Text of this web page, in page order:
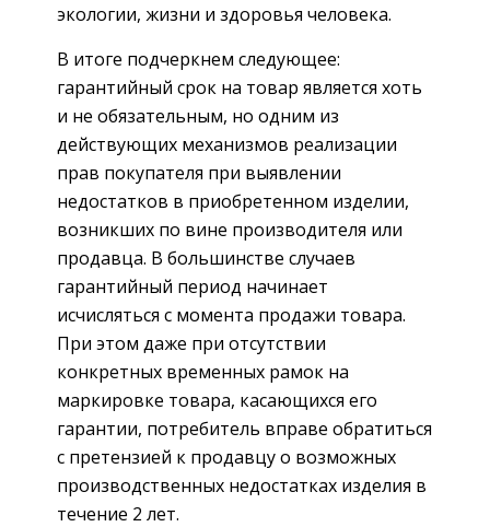
экологии, жизни и здоровья человека.
В итоге подчеркнем следующее:
гарантийный срок на товар является хоть
и не обязательным, но одним из
действующих механизмов реализации
прав покупателя при выявлении
недостатков в приобретенном изделии,
возникших по вине производителя или
продавца. В большинстве случаев
гарантийный период начинает
исчисляться с момента продажи товара.
При этом даже при отсутствии
конкретных временных рамок на
маркировке товара, касающихся его
гарантии, потребитель вправе обратиться
с претензией к продавцу о возможных
производственных недостатках изделия в
течение 2 лет.